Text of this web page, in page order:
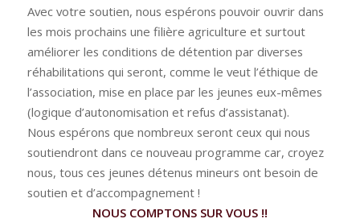
Avec votre soutien, nous espérons pouvoir ouvrir dans
les mois prochains une filière agriculture et surtout
améliorer les conditions de détention par diverses
réhabilitations qui seront, comme le veut l’éthique de
l’association, mise en place par les jeunes eux-mêmes
(logique d’autonomisation et refus d’assistanat).
Nous espérons que nombreux seront ceux qui nous
soutiendront dans ce nouveau programme car, croyez
nous, tous ces jeunes détenus mineurs ont besoin de
soutien et d’accompagnement !
NOUS COMPTONS SUR VOUS !!